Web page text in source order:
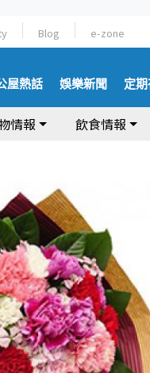
Blog e-zone
屋熱話 娛樂新聞 定
情報 飲食情報